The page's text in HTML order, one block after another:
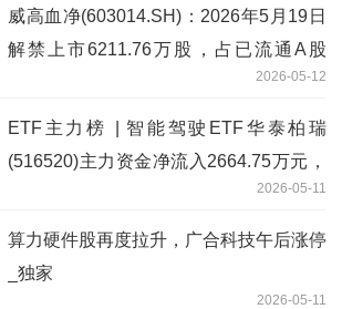
威高血净(603014.SH)：2026年5月19日
解禁上市6211.76万股，占已流通A股
2026-05-12
ETF主力榜 | 智能驾驶ETF华泰柏瑞
(516520)主力资金净流入2664.75万元，
2026-05-11
算力硬件股再度拉升，广合科技午后涨停
_独家
2026-05-11